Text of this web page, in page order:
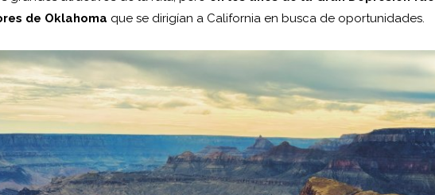
de Oklahoma que se dirigían a California en busca de oportunidades.